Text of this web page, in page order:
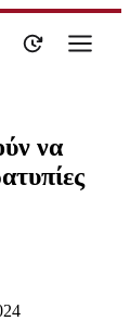
να